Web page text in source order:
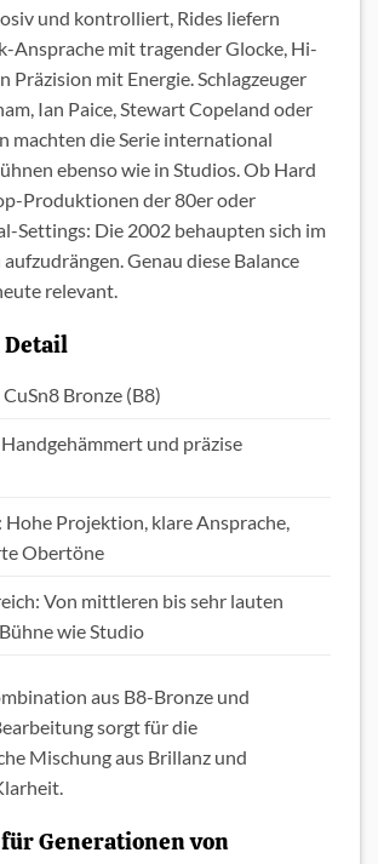
und kontrolliert, Rides liefern
Ansprache mit tragender Glocke, Hi-
Präzision mit Energie. Schlagzeuger
Ian Paice, Stewart Copeland oder
machten die Serie international
ebenso wie in Studios. Ob Hard
Produktionen der 80er oder
Settings: Die 2002 behaupten sich im
Genau diese Balance
relevant.
Bronze (B8)
und präzise
Projektion, klare Ansprache,
Obertöne
Von mittleren bis sehr lauten
wie Studio
aus B8-Bronze und
sorgt für die
Mischung aus Brillanz und
Generationen von